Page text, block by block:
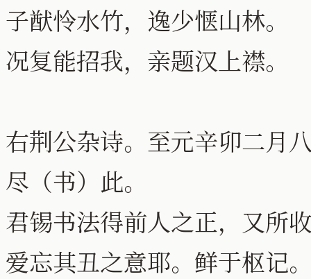
子猷怜水竹，逸少惬山林。
况复能招我，亲题汉上襟。
右荆公杂诗。至元辛卯二月
尽（书）此。
君锡书法得前人之正，又所
爱忘其丑之意耶。鲜于枢记